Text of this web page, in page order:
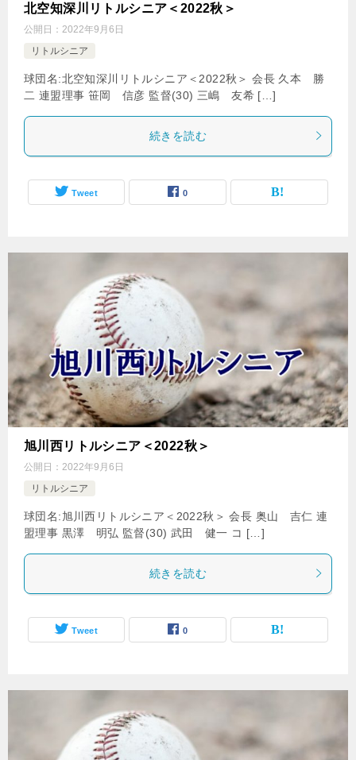
北空知深川リトルシニア＜2022秋＞
公開日： 2022年9月6日
リトルシニア
球団名:北空知深川リトルシニア＜2022秋＞ 会長 久本 勝
二 連盟理事 笹岡 信彦 監督(30) 三嶋 友希 […]
続きを読む
Tweet 0
旭川西リトルシニア＜2022秋＞
公開日： 2022年9月6日
リトルシニア
球団名:旭川西リトルシニア＜2022秋＞ 会長 奥山 吉仁 連
盟理事 黒澤 明弘 監督(30) 武田 健一 コ […]
続きを読む
Tweet 0